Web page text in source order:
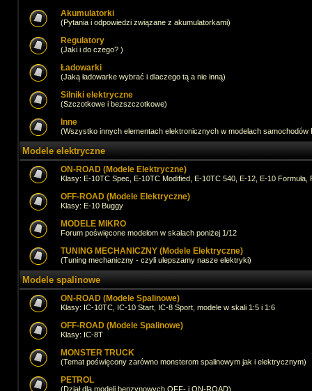
Akumulatorki
(Pytania i odpowiedzi związane z akumulatorkami)
Regulatory
(Jaki i do czego? )
Ładowarki
(Jaką ładowarke wybrać i dlaczego tą a nie inną)
Silniki elektryczne
(Szczotkowe i bezszczotkowe)
Inne
(Wszystko innych elementach elektronicznych w modelach samochodów
Modele elektryczne
ON-ROAD (Modele Elektryczne)
Klasy: E-10TC Spec, E-10TC Modified, E-10TC 540, E-12, E-10 Formuła,
OFF-ROAD (Modele Elektryczne)
Klasy: E-10 Buggy
MODELE MIKRO
Forum poświęcone modelom w skalach poniżej 1/12
TUNING MECHANICZNY (Modele Elektryczne)
(Tuning mechaniczny - czyli ulepszamy nasze elektryki)
Modele spalinowe
ON-ROAD (Modele Spalinowe)
Klasy: IC-10TC, IC-10 Start, IC-8 Sport, modele w skali 1:5 i 1:6
OFF-ROAD (Modele Spalinowe)
Klasy: IC-8T
MONSTER TRUCK
(Temat poświęcony zarówno monsterom spalinowym jak i elektrycznym)
PETROL
(Dział dla modeli benzynowych OFF- i ON-ROAD)